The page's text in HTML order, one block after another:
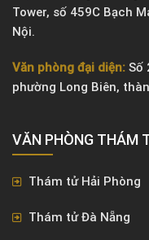
Tower, số 459C Bạch
Nội.
Văn phòng đại diện: Số
phường Long Biên,
VĂN PHÒNG ​THÁM
Thám tử Hải Phòng
Thám tử Đà Nẵng